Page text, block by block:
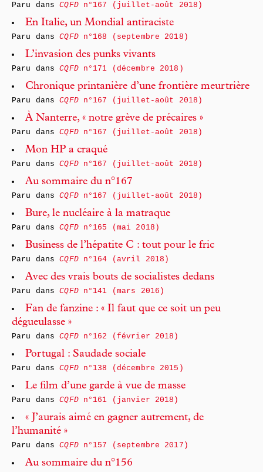
Paru dansCQFDn°167 (juillet-août 2018)
En Italie, un Mondial antiraciste
Paru dansCQFDn°168 (septembre 2018)
L’invasion des punks vivants
Paru dansCQFDn°171 (décembre 2018)
Chronique printanière d’une frontière meurtrière
Paru dansCQFDn°167 (juillet-août 2018)
À Nanterre, « notre grève de précaires »
Paru dansCQFDn°167 (juillet-août 2018)
Mon HP a craqué
Paru dansCQFDn°167 (juillet-août 2018)
Au sommaire du n°167
Paru dansCQFDn°167 (juillet-août 2018)
Bure, le nucléaire à la matraque
Paru dansCQFDn°165 (mai 2018)
Business de l’hépatite C : tout pour le fric
Paru dansCQFDn°164 (avril 2018)
Avec des vrais bouts de socialistes dedans
Paru dansCQFDn°141 (mars 2016)
Fan de fanzine : « Il faut que ce soit un peu
dégueulasse »
Paru dansCQFDn°162 (février 2018)
Portugal : Saudade sociale
Paru dansCQFDn°138 (décembre 2015)
Le film d’une garde à vue de masse
Paru dansCQFDn°161 (janvier 2018)
« J’aurais aimé en gagner autrement, de
l’humanité »
Paru dansCQFDn°157 (septembre 2017)
Au sommaire du n°156